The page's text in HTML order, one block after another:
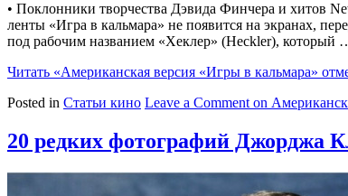
• Поклонники творчества Дэвида Финчера и хитов
ленты «Игра в кальмара» не появится на экранах,
под рабочим названием «Хеклер» (Heckler), который
Читать «Американская версия «Игры в кальмара»
Posted in Статьи кино Leave a Comment on
20 редких фотографий Джорджа